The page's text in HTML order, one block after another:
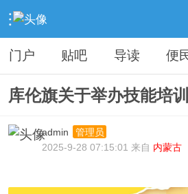
› 库伦生活 › 库伦美食 › 内容
门户 贴吧 导读 便
库伦旗关于举办技能培
admin
管理员
2025-9-28 07:15:01 来自 内蒙古